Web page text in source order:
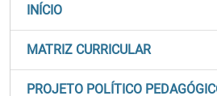
INÍCIO
MATRIZ CURRICULAR
PROJETO POLÍTICO